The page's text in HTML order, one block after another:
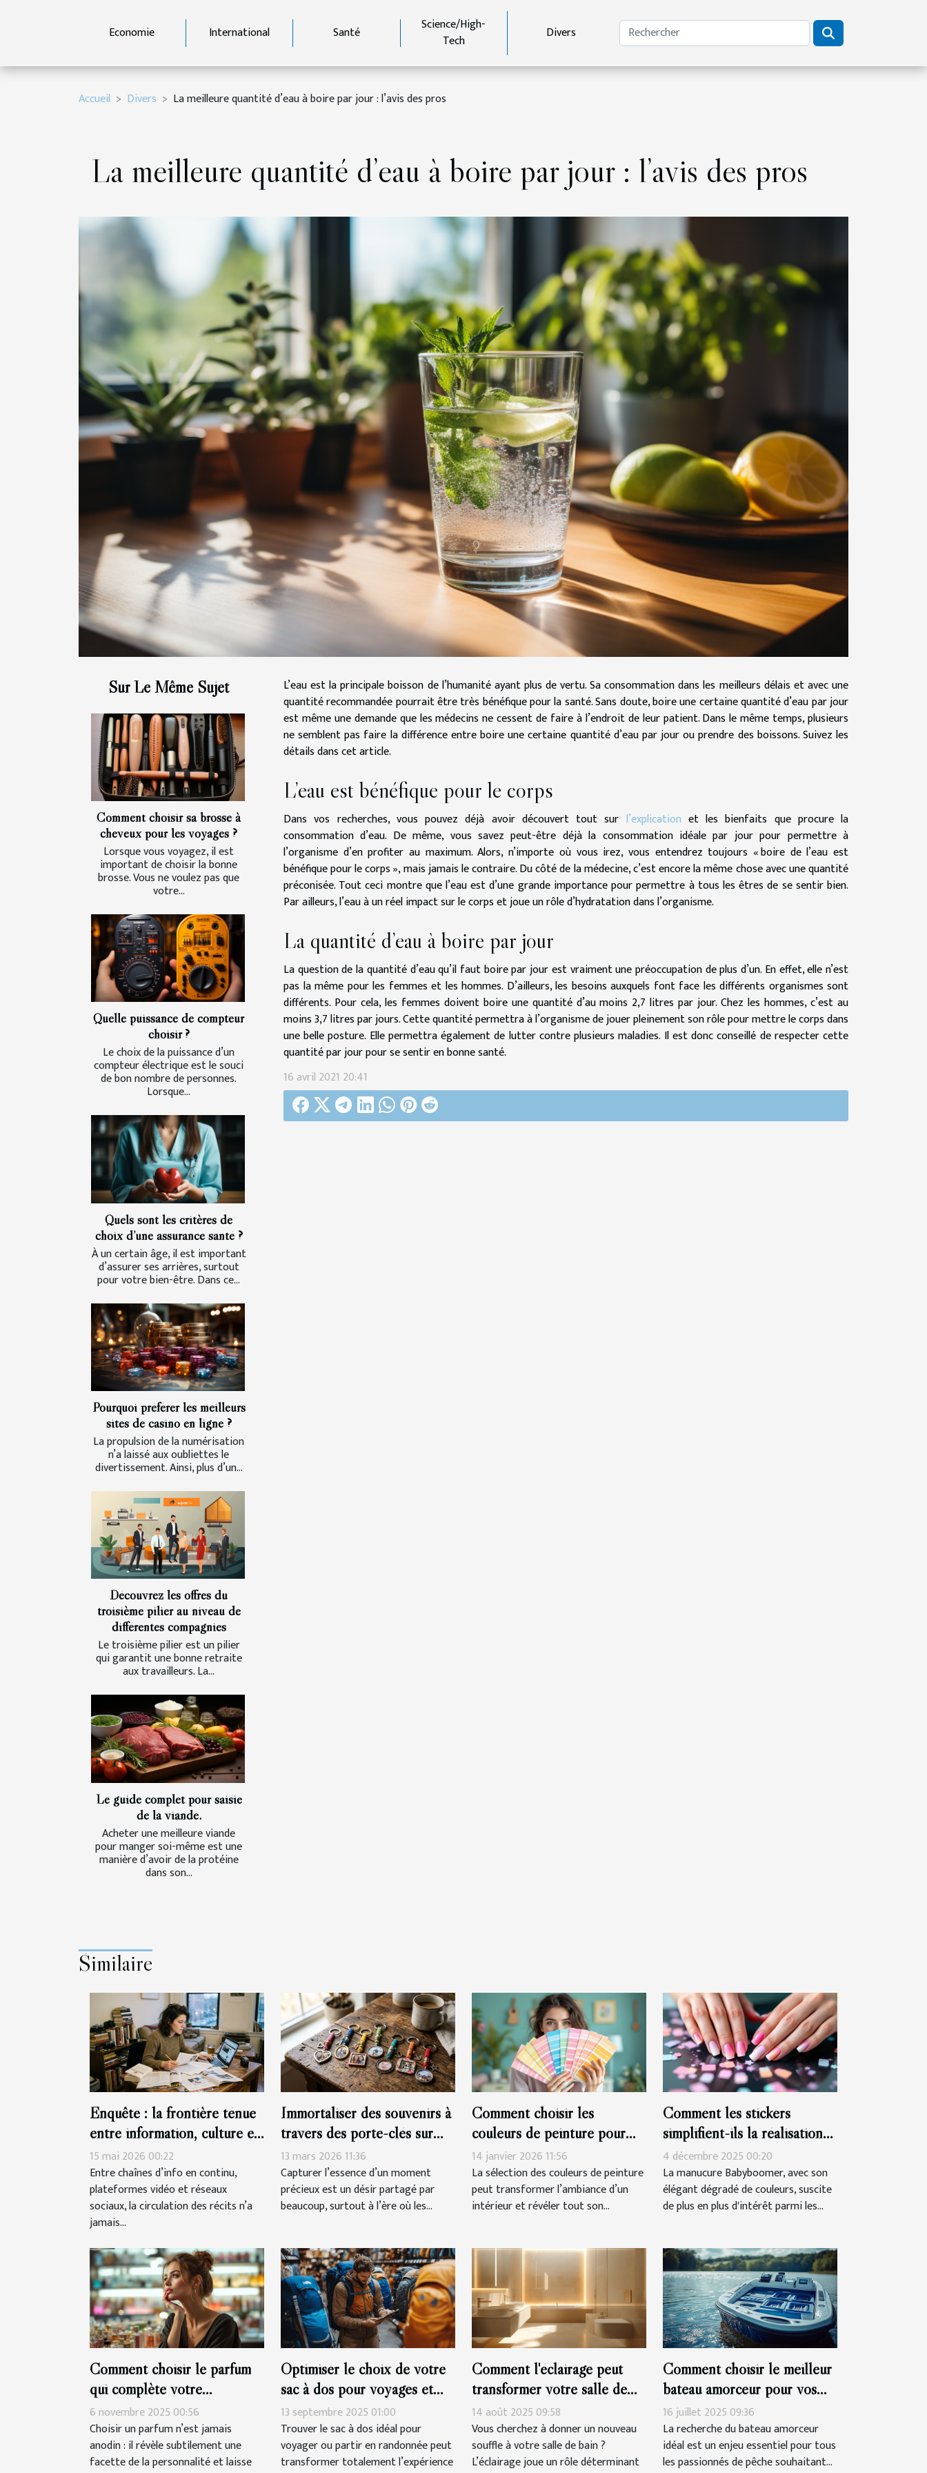
Economie International Santé
Science/High-
Tech
Divers
Accueil Divers La meilleure quantité d’eau à boire par jour : l’avis des pros
La meilleure quantité d’eau à boire par jour : l’avis des pros
Sur Le Même Sujet
Comment choisir sa brosse à
cheveux pour les voyages ?
Lorsque vous voyagez, il est
important de choisir la bonne
brosse. Vous ne voulez pas que
votre...
Quelle puissance de compteur
choisir ?
Le choix de la puissance d’un
compteur électrique est le souci
de bon nombre de personnes.
Lorsque...
Quels sont les critères de
choix d’une assurance santé ?
À un certain âge, il est important
d’assurer ses arrières, surtout
pour votre bien-être. Dans ce...
Pourquoi préférer les meilleurs
sites de casino en ligne ?
La propulsion de la numérisation
n’a laissé aux oubliettes le
divertissement. Ainsi, plus d’un...
Découvrez les offres du
troisième pilier au niveau de
différentes compagnies
Le troisième pilier est un pilier
qui garantit une bonne retraite
aux travailleurs. La...
Le guide complet pour saisie
de la viande.
Acheter une meilleure viande
pour manger soi-même est une
manière d’avoir de la protéine
dans son...
L’eau est la principale boisson de l’humanité ayant plus de vertu. Sa consommation dans les meilleurs délais et avec une
quantité recommandée pourrait être très bénéfique pour la santé. Sans doute, boire une certaine quantité d’eau par jour
est même une demande que les médecins ne cessent de faire à l’endroit de leur patient. Dans le même temps, plusieurs
ne semblent pas faire la différence entre boire une certaine quantité d’eau par jour ou prendre des boissons. Suivez les
détails dans cet article.
L’eau est bénéfique pour le corps
Dans vos recherches, vous pouvez déjà avoir découvert tout sur l’explication et les bienfaits que procure la
consommation d’eau. De même, vous savez peut-être déjà la consommation idéale par jour pour permettre à
l’organisme d’en profiter au maximum. Alors, n’importe où vous irez, vous entendrez toujours « boire de l’eau est
bénéfique pour le corps », mais jamais le contraire. Du côté de la médecine, c’est encore la même chose avec une quantité
préconisée. Tout ceci montre que l’eau est d’une grande importance pour permettre à tous les êtres de se sentir bien.
Par ailleurs, l’eau à un réel impact sur le corps et joue un rôle d’hydratation dans l’organisme.
La quantité d’eau à boire par jour
La question de la quantité d’eau qu’il faut boire par jour est vraiment une préoccupation de plus d’un. En effet, elle n’est
pas la même pour les femmes et les hommes. D’ailleurs, les besoins auxquels font face les différents organismes sont
différents. Pour cela, les femmes doivent boire une quantité d’au moins 2,7 litres par jour. Chez les hommes, c’est au
moins 3,7 litres par jours. Cette quantité permettra à l’organisme de jouer pleinement son rôle pour mettre le corps dans
une belle posture. Elle permettra également de lutter contre plusieurs maladies. Il est donc conseillé de respecter cette
quantité par jour pour se sentir en bonne santé.
16 avril 2021 20:41
Similaire
Enquête : la frontière ténue
entre information, culture et
manipulation
15 mai 2026 00:22
Entre chaînes d’info en continu,
plateformes vidéo et réseaux
sociaux, la circulation des récits n’a
jamais...
Immortaliser des souvenirs à
travers des porte-clés sur
mesure
13 mars 2026 11:36
Capturer l’essence d’un moment
précieux est un désir partagé par
beaucoup, surtout à l’ère où les...
Comment choisir les
couleurs de peinture pour
harmoniser votre espace ?
14 janvier 2026 11:56
La sélection des couleurs de peinture
peut transformer l’ambiance d’un
intérieur et révéler tout son...
Comment les stickers
simplifient-ils la réalisation
d'une manucure Babyboomer
?
4 décembre 2025 00:20
La manucure Babyboomer, avec son
élégant dégradé de couleurs, suscite
de plus en plus d'intérêt parmi les...
Comment choisir le parfum
qui complète votre
personnalité?
6 novembre 2025 00:56
Choisir un parfum n’est jamais
anodin : il révèle subtilement une
facette de la personnalité et laisse
Optimiser le choix de votre
sac à dos pour voyages et
randonnées
13 septembre 2025 01:00
Trouver le sac à dos idéal pour
voyager ou partir en randonnée peut
transformer totalement l’expérience
Comment l'éclairage peut
transformer votre salle de
bain ?
14 août 2025 09:58
Vous cherchez à donner un nouveau
souffle à votre salle de bain ?
L’éclairage joue un rôle déterminant
Comment choisir le meilleur
bateau amorceur pour vos
sessions de pêche ?
16 juillet 2025 09:36
La recherche du bateau amorceur
idéal est un enjeu essentiel pour tous
les passionnés de pêche souhaitant...